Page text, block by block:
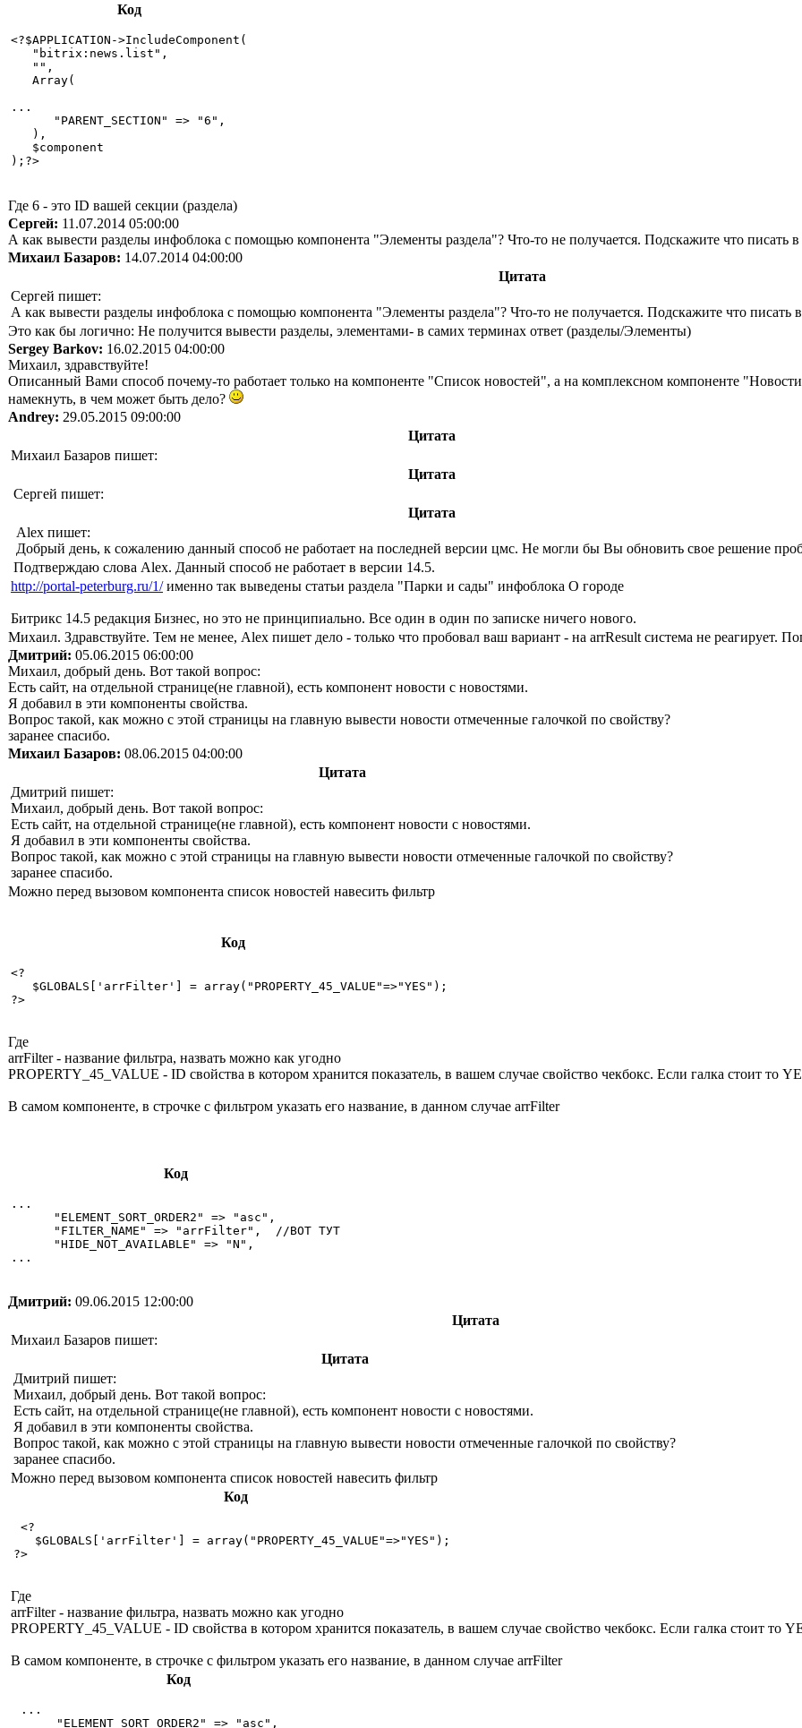
Код
<?$APPLICATION->IncludeComponent(
"bitrix:news.list",
"",
Array(
...
"PARENT_SECTION" => "6",
),
$component
Где 6 - это ID вашей секции (раздела)
Сергей: 11.07.2014 05:00:00
А как вывести разделы инфоблока с помощью компонента "Элементы раздела"? Что-то не получается. Подскажите что писать
Михаил Базаров: 14.07.2014 04:00:00
Цитата
Сергей пишет:
А как вывести разделы инфоблока с помощью компонента "Элементы раздела"? Что-то не получается. Подскажите что писать
Это как бы логично: Не получится вывести разделы, элементами- в самих терминах ответ (разделы/Элементы)
Sergey Barkov: 16.02.2015 04:00:00
Михаил, здравствуйте!
Описанный Вами способ почему-то работает только на компоненте "Список новостей", а на комплексном компоненте
намекнуть, в чем может быть дело?
Andrey: 29.05.2015 09:00:00
Цитата
Михаил Базаров пишет:
Цитата
Сергей пишет:
Цитата
Alex пишет:
Добрый день, к сожалению данный способ не работает на последней версии цмс. Не могли бы Вы обновить свое решение
Подтверждаю слова Alex. Данный способ не работает в версии 14.5.
http://portal-peterburg.ru/1/именно так выведены статьи раздела "Парки и сады" инфоблока О городе
Битрикс 14.5 редакция Бизнес, но это не принципиально. Все один в один по записке ничего нового.
Михаил. Здравствуйте. Тем не менее, Alex пишет дело - только что пробовал ваш вариант - на arrResult система не реагирует.
Дмитрий: 05.06.2015 06:00:00
Михаил, добрый день. Вот такой вопрос:
Есть сайт, на отдельной странице(не главной), есть компонент новости с новостями.
Я добавил в эти компоненты свойства.
Вопрос такой, как можно с этой страницы на главную вывести новости отмеченные галочкой по свойству?
заранее спасибо.
Михаил Базаров: 08.06.2015 04:00:00
Цитата
Дмитрий пишет:
Михаил, добрый день. Вот такой вопрос:
Есть сайт, на отдельной странице(не главной), есть компонент новости с новостями.
Я добавил в эти компоненты свойства.
Вопрос такой, как можно с этой страницы на главную вывести новости отмеченные галочкой по свойству?
заранее спасибо.
Можно перед вызовом компонента список новостей навесить фильтр
Код
<?
$GLOBALS['arrFilter'] = array("PROPERTY_45_VALUE"=>"YES");
?>
Где
arrFilter - название фильтра, назвать можно как угодно
PROPERTY_45_VALUE - ID свойства в котором хранится показатель, в вашем случае свойство чекбокс. Если галка стоит то
В самом компоненте, в строчке с фильтром указать его название, в данном случае arrFilter
Код
...
"ELEMENT_SORT_ORDER2" => "asc",
"FILTER_NAME" => "arrFilter",  //ВОТ ТУТ
"HIDE_NOT_AVAILABLE" => "N",
...
Дмитрий: 09.06.2015 12:00:00
Цитата
Михаил Базаров пишет:
Цитата
Дмитрий пишет:
Михаил, добрый день. Вот такой вопрос:
Есть сайт, на отдельной странице(не главной), есть компонент новости с новостями.
Я добавил в эти компоненты свойства.
Вопрос такой, как можно с этой страницы на главную вывести новости отмеченные галочкой по свойству?
заранее спасибо.
Можно перед вызовом компонента список новостей навесить фильтр
Код
<?
$GLOBALS['arrFilter'] = array("PROPERTY_45_VALUE"=>"YES");
?>
Где
arrFilter - название фильтра, назвать можно как угодно
PROPERTY_45_VALUE - ID свойства в котором хранится показатель, в вашем случае свойство чекбокс. Если галка стоит то
В самом компоненте, в строчке с фильтром указать его название, в данном случае arrFilter
Код
...
"ELEMENT_SORT_ORDER2" => "asc",